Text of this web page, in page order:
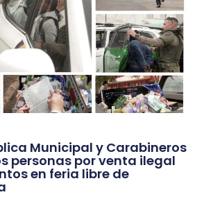
Municipal y Carabineros
personas por venta ilegal
en feria libre de